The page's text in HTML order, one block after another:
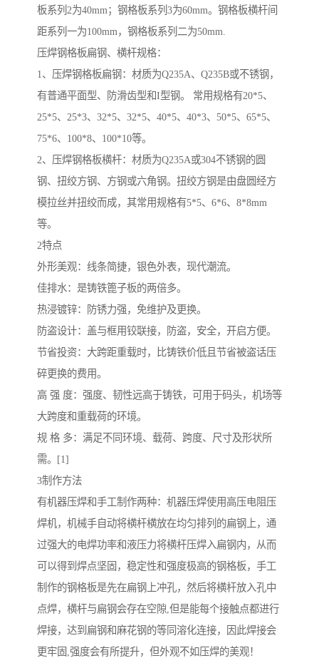
板系列2为40mm；钢格板系列3为60mm。钢格板横杆间
距系列一为100mm，钢格板系列二为50mm.
压焊钢格板扁钢、横杆规格：
1、压焊钢格板扁钢：材质为Q235A、Q235B或不锈钢，
有普通平面型、防滑齿型和I型钢。 常用规格有20*5、
25*5、25*3、32*5、32*5、40*5、40*3、50*5、65*5、
75*6、100*8、100*10等。
2、压焊钢格板横杆：材质为Q235A或304不锈钢的圆
钢、扭绞方钢、方钢或六角钢。扭绞方钢是由盘圆经方
模拉丝并扭绞而成，其常用规格有5*5、6*6、8*8mm
等。
2特点
外形美观：线条简捷，银色外表，现代潮流。
佳排水：是铸铁篦子板的两倍多。
热浸镀锌：防锈力强，免维护及更换。
防盗设计：盖与框用铰联接，防盗，安全，开启方便。
节省投资：大跨距重载时，比铸铁价低且节省被盗话压
碎更换的费用。
高 强 度：强度、韧性远高于铸铁，可用于码头，机场等
大跨度和重载荷的环境。
规 格 多：满足不同环境、载荷、跨度、尺寸及形状所
需。[1]
3制作方法
有机器压焊和手工制作两种：机器压焊使用高压电阻压
焊机，机械手自动将横杆横放在均匀排列的扁钢上，通
过强大的电焊功率和液压力将横杆压焊入扁钢内，从而
可以得到焊点坚固，稳定性和强度极高的钢格板，手工
制作的钢格板是先在扁钢上冲孔，然后将横杆放入孔中
点焊，横杆与扁钢会存在空隙,但是能每个接触点都进行
焊接，达到扁钢和麻花钢的等同溶化连接，因此焊接会
更牢固,强度会有所提升，但外观不如压焊的美观！